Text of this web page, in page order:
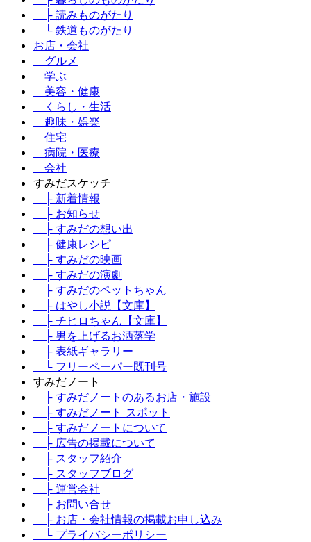
├ 読みものがたり
└ 鉄道ものがたり
お店・会社
グルメ
学ぶ
美容・健康
くらし・生活
趣味・娯楽
住宅
病院・医療
会社
すみだスケッチ
├ 新着情報
├ お知らせ
├ すみだの想い出
├ 健康レシピ
├ すみだの映画
├ すみだの演劇
├ すみだのペットちゃん
├ はやし小説【文庫】
├ チヒロちゃん【文庫】
├ 男を上げるお洒落学
├ 表紙ギャラリー
└ フリーペーパー既刊号
すみだノート
├ すみだノートのあるお店・施設
├ すみだノート スポット
├ すみだノートについて
├ 広告の掲載について
├ スタッフ紹介
├ スタッフブログ
├ 運営会社
├ お問い合せ
├ お店・会社情報の掲載お申し込み
└ プライバシーポリシー